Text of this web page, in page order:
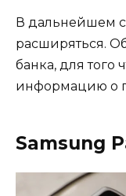
В дальнейшем
расширяться.
банка, для того
информацию о
Samsung